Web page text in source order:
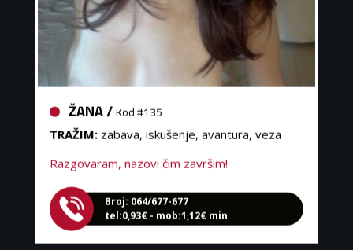
ŽANA /
TRAŽIM:zabava, iskušenje, avantura, veza
Razgovaram, nazovi čim završim!
tel:0,93€ - mob:1,12€ min